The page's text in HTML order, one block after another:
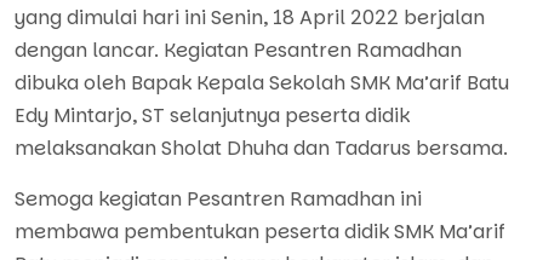
yang dimulai hari ini Senin, 18 April 2022 berjalan
dengan lancar. Kegiatan Pesantren Ramadhan
dibuka oleh Bapak Kepala Sekolah SMK Ma’arif Batu
Edy Mintarjo, ST selanjutnya peserta didik
melaksanakan Sholat Dhuha dan Tadarus bersama.
Semoga kegiatan Pesantren Ramadhan ini
membawa pembentukan peserta didik SMK Ma’arif